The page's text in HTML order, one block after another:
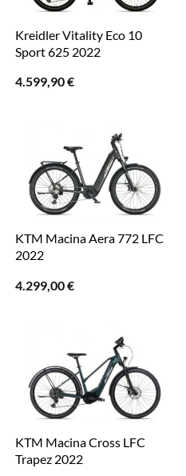
Kreidler Vitality Eco 10
Sport 625 2022
4.599,90€
KTM Macina Aera 772 LFC
2022
4.299,00€
KTM Macina Cross LFC
Trapez 2022